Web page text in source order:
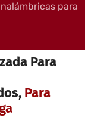
para
Para
Para